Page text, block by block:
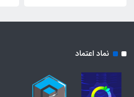
نماد اعتماد